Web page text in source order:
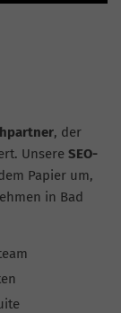
, der
Unsere SEO-
Papier um,
in Bad